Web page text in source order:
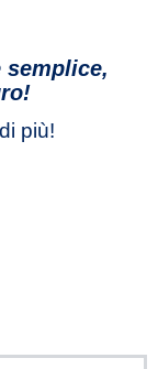
semplice,
più!